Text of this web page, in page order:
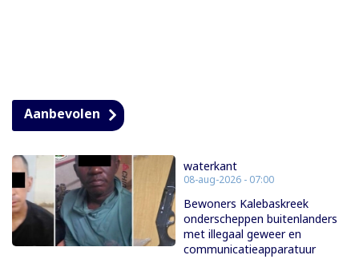
Aanbevolen
waterkant
08-aug-2026 - 07:00
Bewoners Kalebaskreek
onderscheppen buitenlanders
met illegaal geweer en
communicatieapparatuur